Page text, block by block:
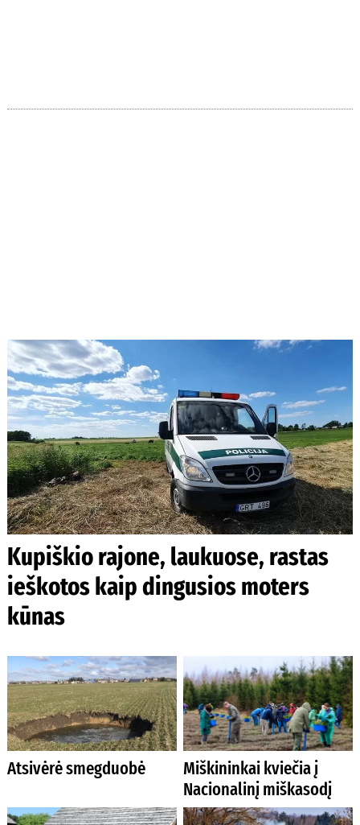
Kupiškio rajone, laukuose, rastas
ieškotos kaip dingusios moters
kūnas
Atsivėrė smegduobė
Miškininkai kviečia į
Nacionalinį miškasodį